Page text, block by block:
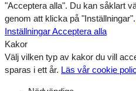
"Acceptera alla". Du kan såklart
genom att klicka på "Inställningar".
InställningarAcceptera alla
Kakor
Välj vilken typ av kakor du vill
sparas i ett år. Läs vår cookie